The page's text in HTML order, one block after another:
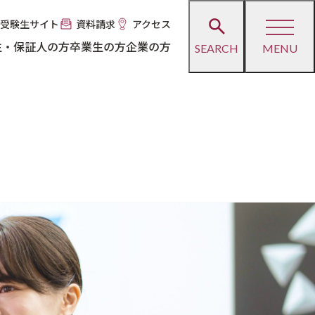
受験生サイト 資料請求 アクセス
保証人の方卒業生の方企業の方 SEARCH MENU